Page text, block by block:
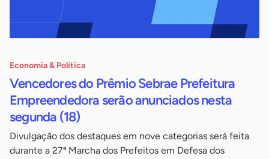
Economia & Política
Vencedores do Prêmio Sebrae Prefeitura
Empreendedora serão anunciados nesta
segunda (18)
Divulgação dos destaques em nove categorias será feita
durante a 27ª Marcha dos Prefeitos em Defesa dos